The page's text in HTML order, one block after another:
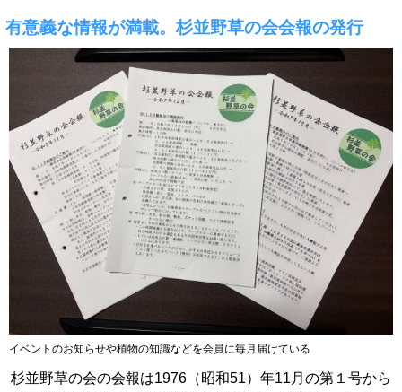
有意義な情報が満載。杉並野草の会会報の発行
杉並野草の会の会報は1976（昭和51）年11月の第１号から
イベントのお知らせや植物の知識などを会員に毎月届けている